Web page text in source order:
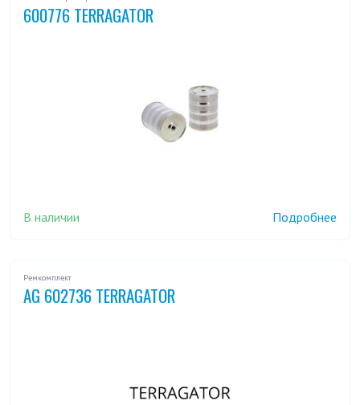
600776 TERRAGATOR
В наличии Подробнее
Ремкомплект
AG 602736 TERRAGATOR